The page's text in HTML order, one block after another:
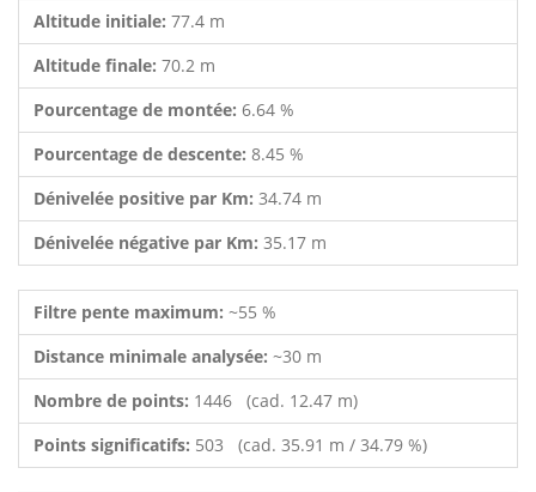
Altitude initiale: 77.4 m
Altitude finale: 70.2 m
Pourcentage de montée: 6.64 %
Pourcentage de descente: 8.45 %
Dénivelée positive par Km: 34.74 m
Dénivelée négative par Km: 35.17 m
Filtre pente maximum: ~55 %
Distance minimale analysée: ~30 m
Nombre de points: 1446 (cad. 12.47 m)
Points significatifs: 503 (cad. 35.91 m / 34.79 %)